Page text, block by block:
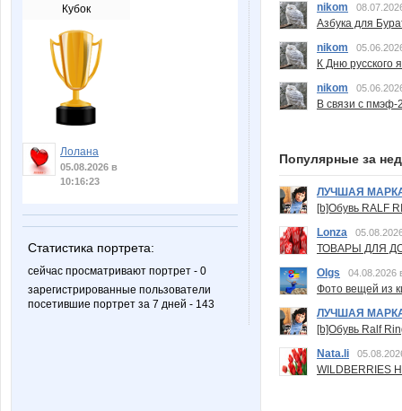
Кубок
Лолана
05.08.2026 в
10:16:23
Статистика портрета:
сейчас просматривают портрет - 0
зарегистрированные пользователи
посетившие портрет за 7 дней - 143
nikom
Азбука для
nikom
К Дню русского
nikom
В связи с пмэф-
Популярные за
ЛУЧШАЯ
[b]Обувь RALF
Lonza
ТОВАРЫ ДЛЯ
Olgs
04.08.2026
Фото вещей из
ЛУЧШАЯ
[b]Обувь Ralf
Nata.li